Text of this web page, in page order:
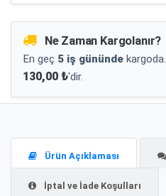
Ne Zaman Kargolanır?
En geç 5 iş gününde kargoda.
130,00 ₺'dir.
Ürün Açıklaması
İptal ve İade Koşulları